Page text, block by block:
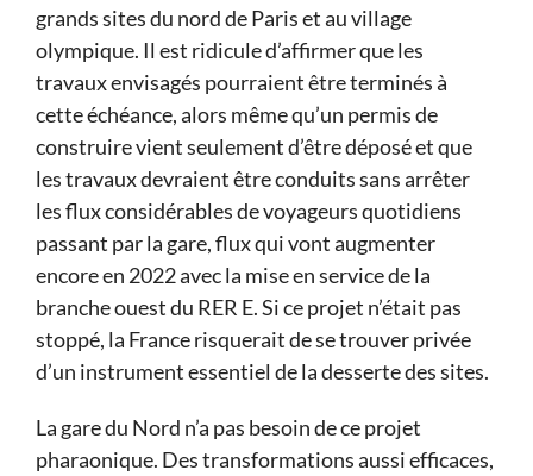
grands sites du nord de Paris et au village
olympique. Il est ridicule d’affirmer que les
travaux envisagés pourraient être terminés à
cette échéance, alors même qu’un permis de
construire vient seulement d’être déposé et que
les travaux devraient être conduits sans arrêter
les flux considérables de voyageurs quotidiens
passant par la gare, flux qui vont augmenter
encore en 2022 avec la mise en service de la
branche ouest du RER E. Si ce projet n’était pas
stoppé, la France risquerait de se trouver privée
d’un instrument essentiel de la desserte des sites.
La gare du Nord n’a pas besoin de ce projet
pharaonique. Des transformations aussi efficaces,